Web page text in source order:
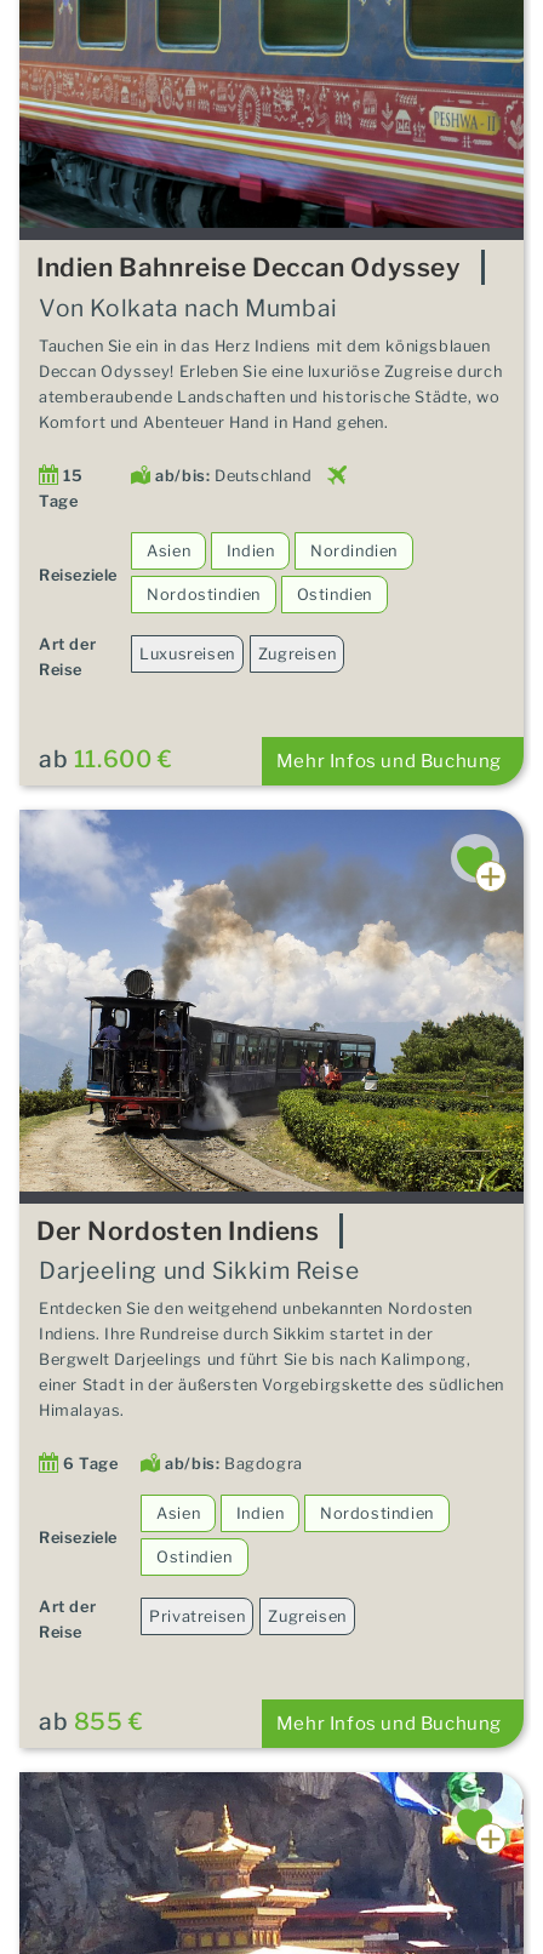
Indien Bahnreise Deccan Odyssey
Von Kolkata nach Mumbai
Tauchen Sie ein in das Herz Indiens mit dem königsblauen
Deccan Odyssey! Erleben Sie eine luxuriöse Zugreise durch
atemberaubende Landschaften und historische Städte, wo
Komfort und Abenteuer Hand in Hand gehen.
15
Tage
ab/bis: Deutschland
Reiseziele
Asien Indien Nordindien
Nordostindien Ostindien
Art der
Reise
Luxusreisen Zugreisen
ab 11.600 € Mehr Infos und Buchung
HIGHLIGHT!
Der Nordosten Indiens
Darjeeling und Sikkim Reise
Entdecken Sie den weitgehend unbekannten Nordosten
Indiens. Ihre Rundreise durch Sikkim startet in der
Bergwelt Darjeelings und führt Sie bis nach Kalimpong,
einer Stadt in der äußersten Vorgebirgskette des südlichen
Himalayas.
6 Tage ab/bis: Bagdogra
Reiseziele
Asien Indien Nordostindien
Ostindien
Art der
Reise
Privatreisen Zugreisen
ab 855 € Mehr Infos und Buchung